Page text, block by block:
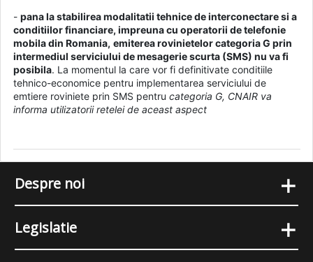
- pana la stabilirea modalitatii tehnice de interconectare si a
conditiilor financiare, impreuna cu operatorii de telefonie
mobila din Romania, emiterea rovinietelor categoria G prin
intermediul serviciului de mesagerie scurta (SMS) nu va fi
posibila. La momentul la care vor fi definitivate conditiile
tehnico-economice pentru implementarea serviciului de
emtiere roviniete prin SMS pentru categoria G, CNAIR va
informa utilizatorii retelei de aceast aspect
Despre noi +
Legislatie
+